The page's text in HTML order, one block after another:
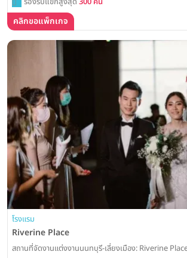
คลิกขอแพ็กเกจ
โรงแรม
Riverine Place
สถานที่จัดงานแต่งงานนนทบุรี-เลี่ยงเมือง: Riverine